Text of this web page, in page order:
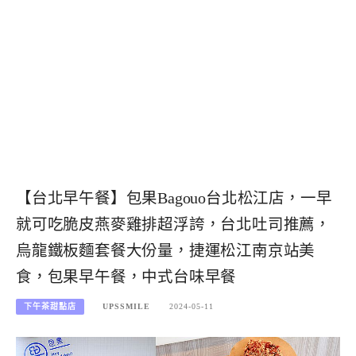
【台北早午餐】包果Bagouo台北松江店，一早
就可吃脆皮燕麥雞排超浮誇，台北吐司推薦，
烏龍鐵板麵套餐大份量，捷運松江南京站美
食，包果早午餐，中式台味早餐
下午茶甜點店 UPSSMILE 2024-05-11